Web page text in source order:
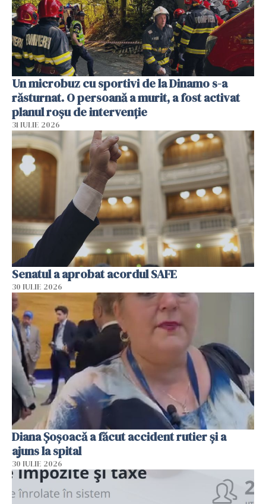
Un microbuz cu sportivi de la Dinamo s-a
răsturnat. O persoană a murit, a fost activat
planul roșu de intervenție
31 IULIE 2026
Senatul a aprobat acordul SAFE
30 IULIE 2026
Diana Șoșoacă a făcut accident rutier și a
ajuns la spital
30 IULIE 2026